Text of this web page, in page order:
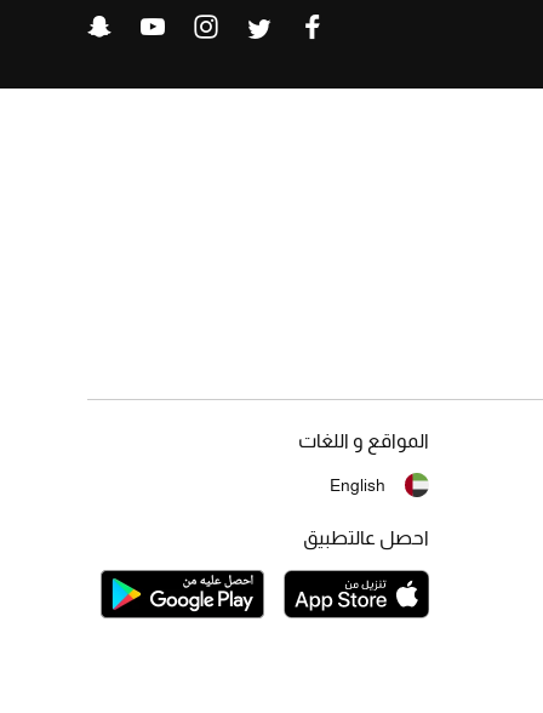
المواقع و اللغات
English
احصل عالتطبيق